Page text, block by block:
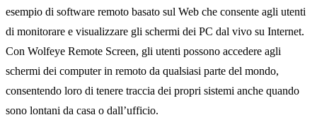
esempio di software remoto basato sul Web che consente agli utenti
di monitorare e visualizzare gli schermi dei PC dal vivo su Internet.
Con Wolfeye Remote Screen, gli utenti possono accedere agli
schermi dei computer in remoto da qualsiasi parte del mondo,
consentendo loro di tenere traccia dei propri sistemi anche quando
sono lontani da casa o dall’ufficio.